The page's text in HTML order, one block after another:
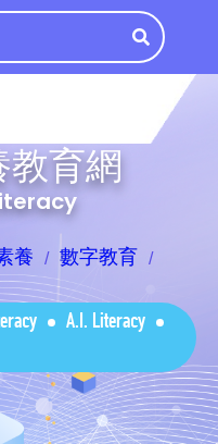
教育網
養
數字教育
A.I. Literacy